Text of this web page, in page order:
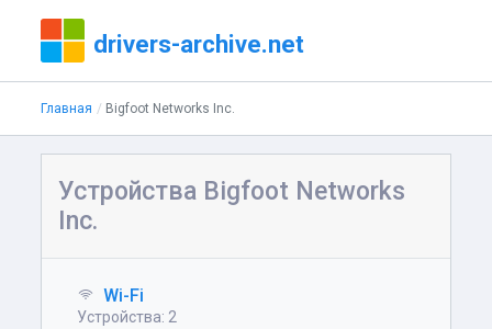
drivers-archive.net
Главная Bigfoot Networks Inc.
Устройства Bigfoot Networks
Inc.
Wi-Fi
Устройства: 2